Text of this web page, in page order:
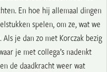
En hoe hij allemaal dingen
spelen, om ze, wat we
je dan zo met Korczak bezig
je met collega’s nadenkt
de daadkracht weer wat